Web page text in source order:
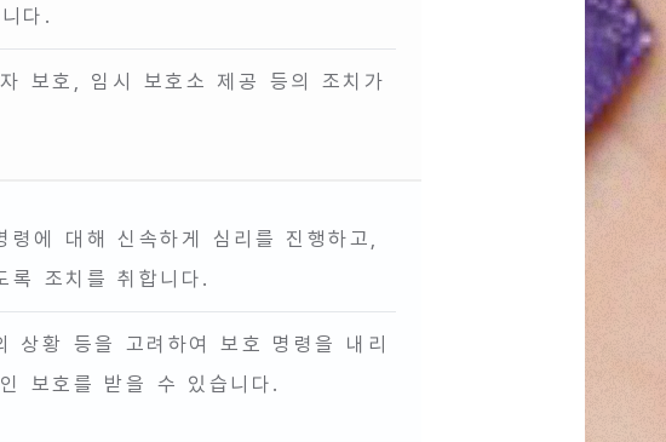
다.
보호, 임시 보호소 제공 등의 조치가
에 대해 신속하게 심리를 진행하고,
록 조치를 취합니다.
상황 등을 고려하여 보호 명령을 내리
보호를 받을 수 있습니다.